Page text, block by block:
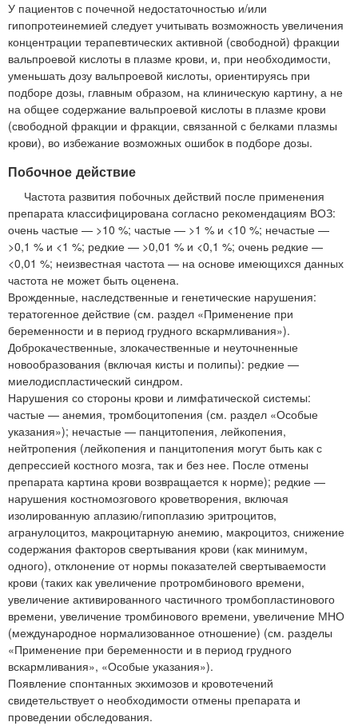
У пациентов с почечной недостаточностью и/или
гипопротеинемией следует учитывать возможность увеличения
концентрации терапевтических активной (свободной) фракции
вальпроевой кислоты в плазме крови, и, при необходимости,
уменьшать дозу вальпроевой кислоты, ориентируясь при
подборе дозы, главным образом, на клиническую картину, а не
на общее содержание вальпроевой кислоты в плазме крови
(свободной фракции и фракции, связанной с белками плазмы
крови), во избежание возможных ошибок в подборе дозы.
Побочное действие
Частота развития побочных действий после применения
препарата классифицирована согласно рекомендациям ВОЗ:
очень частые — >10 %; частые — >1 % и <10 %; нечастые —
>0,1 % и <1 %; редкие — >0,01 % и <0,1 %; очень редкие —
<0,01 %; неизвестная частота — на основе имеющихся данных
частота не может быть оценена.
Врожденные, наследственные и генетические нарушения:
тератогенное действие (см. раздел «Применение при
беременности и в период грудного вскармливания»).
Доброкачественные, злокачественные и неуточненные
новообразования (включая кисты и полипы): редкие —
миелодиспластический синдром.
Нарушения со стороны крови и лимфатической системы:
частые — анемия, тромбоцитопения (см. раздел «Особые
указания»); нечастые — панцитопения, лейкопения,
нейтропения (лейкопения и панцитопения могут быть как с
депрессией костного мозга, так и без нее. После отмены
препарата картина крови возвращается к норме); редкие —
нарушения костномозгового кроветворения, включая
изолированную аплазию/гипоплазию эритроцитов,
агранулоцитоз, макроцитарную анемию, макроцитоз, снижение
содержания факторов свертывания крови (как минимум,
одного), отклонение от нормы показателей свертываемости
крови (таких как увеличение протромбинового времени,
увеличение активированного частичного тромбопластинового
времени, увеличение тромбинового времени, увеличение МНО
(международное нормализованное отношение) (см. разделы
«Применение при беременности и в период грудного
вскармливания», «Особые указания»).
Появление спонтанных экхимозов и кровотечений
свидетельствует о необходимости отмены препарата и
проведении обследования.